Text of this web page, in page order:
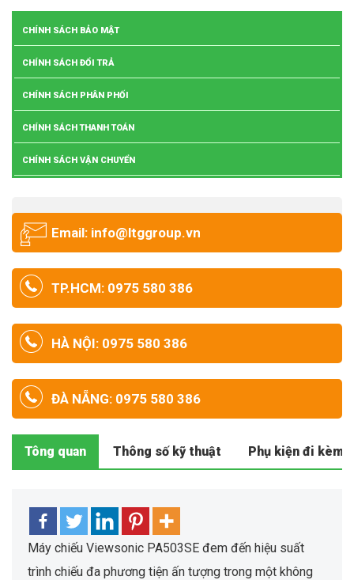
CHÍNH SÁCH BẢO MẬT
CHÍNH SÁCH ĐỔI TRẢ
CHÍNH SÁCH PHÂN PHỐI
CHÍNH SÁCH THANH TOÁN
CHÍNH SÁCH VẬN CHUYỂN
Email: info@ltggroup.vn
TP.HCM: 0975 580 386
HÀ NỘI: 0975 580 386
ĐÀ NẴNG: 0975 580 386
Tông quan Thông số kỹ thuật Phụ kiện đi kèm
Máy chiếu Viewsonic PA503SE đem đến hiệu suất
trình chiếu đa phương tiện ấn tượng trong một không